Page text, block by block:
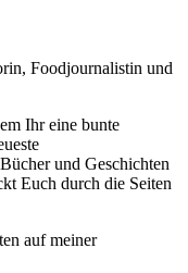
Foodjournalistin und
Ihr eine bunte
und Geschichten
Euch durch die Seiten
auf meiner